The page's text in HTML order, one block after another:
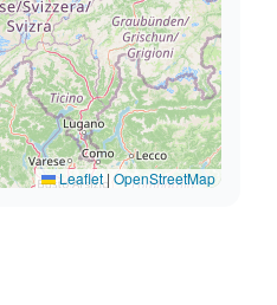
Leaflet| OpenStreetMap